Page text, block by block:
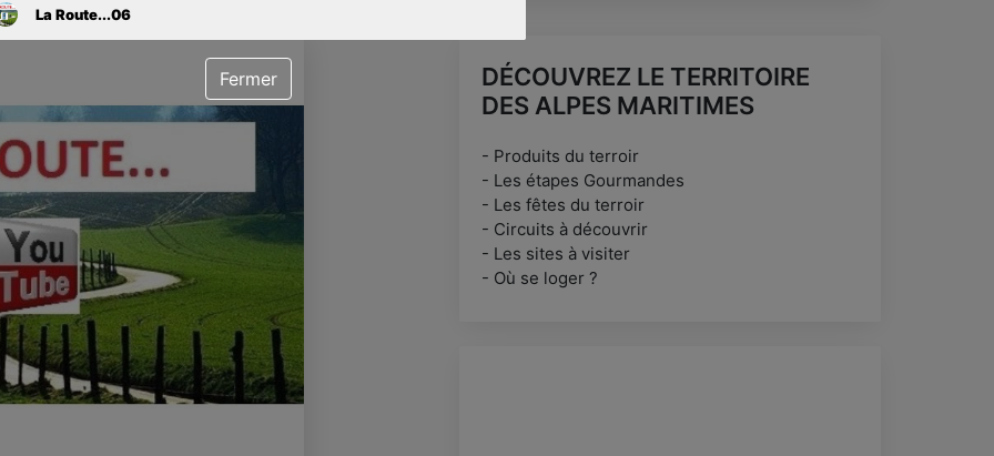
DÉCOUVREZ LE TERRITOIRE
DES ALPES MARITIMES
- Produits du terroir
- Les étapes Gourmandes
- Les fêtes du terroir
- Circuits à découvrir
- Les sites à visiter
- Où se loger ?
La Route...06
Fermer